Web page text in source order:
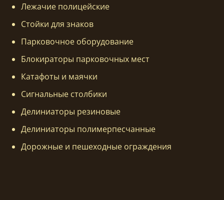
Лежачие полицейские
Стойки для знаков
Парковочное оборудование
Блокираторы парковочных мест
Катафоты и маячки
Сигнальные столбики
Делиниаторы резиновые
Делиниаторы полимерпесчанные
Дорожные и пешеходные ограждения